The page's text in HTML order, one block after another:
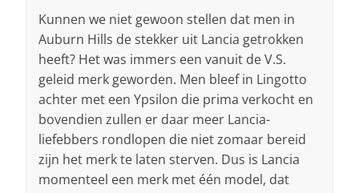
Kunnen we niet gewoon stellen dat men in
Auburn Hills de stekker uit Lancia getrokken
heeft? Het was immers een vanuit de V.S.
geleid merk geworden. Men bleef in Lingotto
achter met een Ypsilon die prima verkocht en
bovendien zullen er daar meer Lancia-
liefebbers rondlopen die niet zomaar bereid
zijn het merk te laten sterven. Dus is Lancia
momenteel een merk met één model, dat